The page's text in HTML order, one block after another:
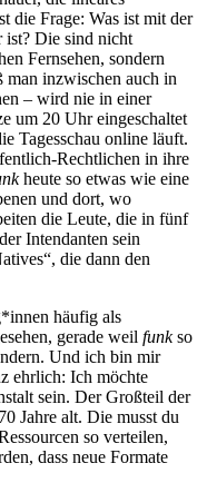
die Frage: Was ist mit der
ist? Die sind nicht
Fernsehen, sondern
man inzwischen auch in
– wird nie in einer
um 20 Uhr eingeschaltet
Tagesschau online läuft.
Rechtlichen in ihre
heute so etwas wie eine
und dort, wo
die Leute, die in fünf
Intendanten sein
die dann den
häufig als
gerade weil funkso
Und ich bin mir
ehrlich: Ich möchte
sein. Der Großteil der
Jahre alt. Die musst du
so verteilen,
dass neue Formate